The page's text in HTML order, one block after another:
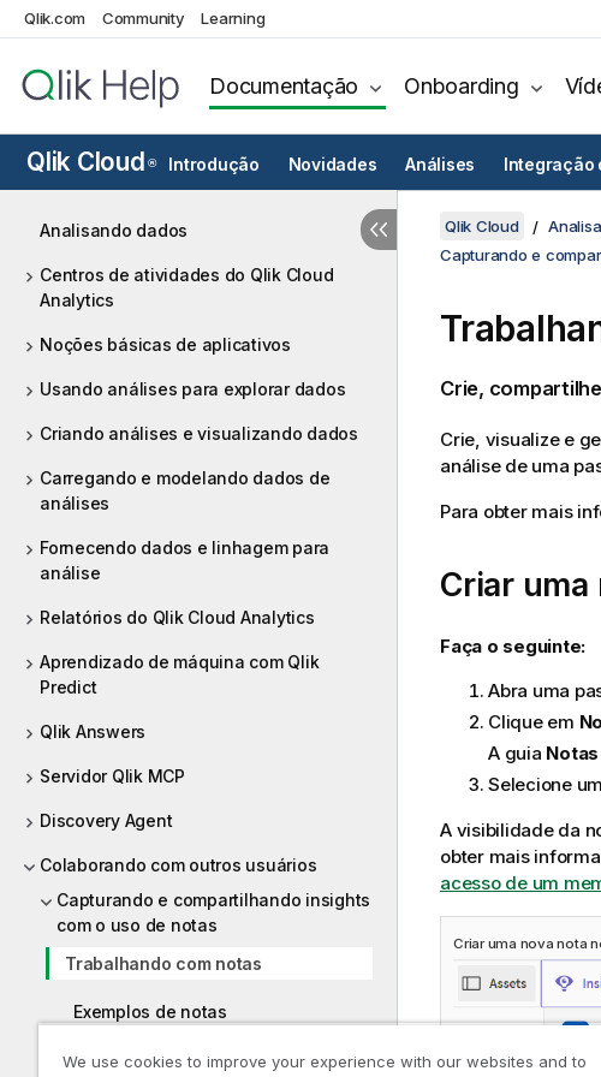
Qlik.com Community Learning
Documentação Onboarding
Qlik Cloud ® Introdução Novidades Análises Integração
Analisando dados
Centros de atividades do Qlik Cloud
Analytics
Noções básicas de aplicativos
Usando análises para explorar dados
Criando análises e visualizando dados
Carregando e modelando dados de
análises
Fornecendo dados e linhagem para
análise
Relatórios do Qlik Cloud Analytics
Aprendizado de máquina com Qlik
Predict
Qlik Answers
Servidor Qlik MCP
Discovery Agent
Colaborando com outros usuários
Capturando e compartilhando insights
com o uso de notas
Trabalhando com notas
Exemplos de notas
Permissões de notas
Qlik Cloud
Capturando e
Crie,
Crie, visualize e
análise de uma
Para obter mais
Criar uma
Faça o seguinte:
Abra uma
Clique em
A guia Notas
Selecione
A visibilidade da
obter mais
acesso de um
Criar uma nova nota
We use cookies to improve your experience with our websites and to